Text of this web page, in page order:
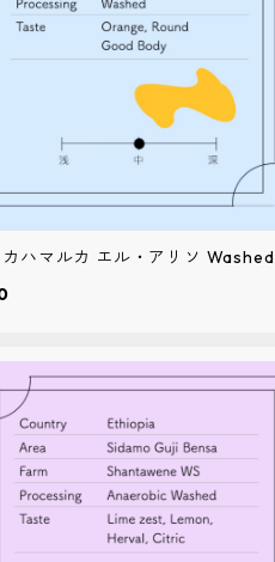
ハマルカ エル・アリソ Washed